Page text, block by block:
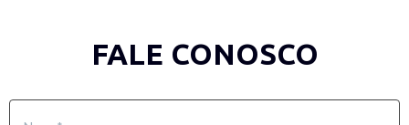
FALE CONOSCO
Nome *